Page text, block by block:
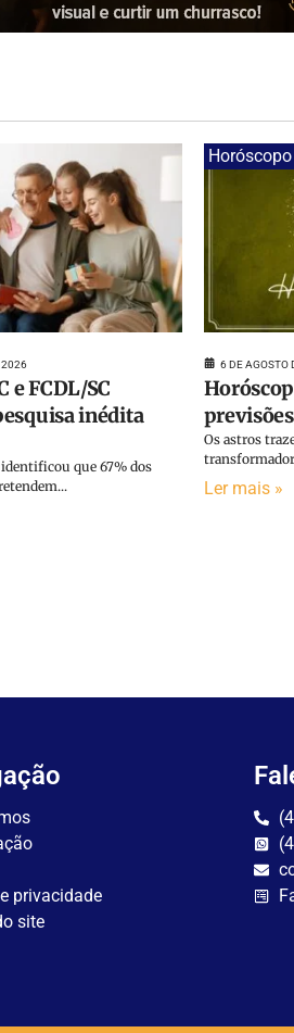
2026
e FCDL/SC
inédita
que 67% dos
Horóscopo
6 DE AGOSTO
Os astros
Ler mais »
privacidade
site